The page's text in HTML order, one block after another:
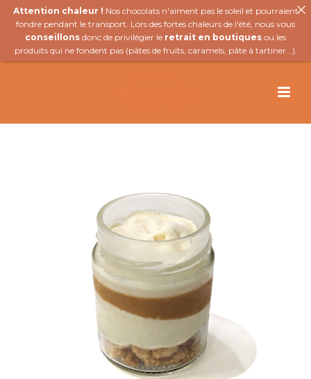
Attention chaleur ! Nos chocolats n'aiment pas le soleil et pourraient
fondre pendant le transport. Lors des fortes chaleurs de l'été, nous vous
conseillons donc de privilégier le retrait en boutiques ou les
produits qui ne fondent pas (pâtes de fruits, caramels, pâte à tartiner...).